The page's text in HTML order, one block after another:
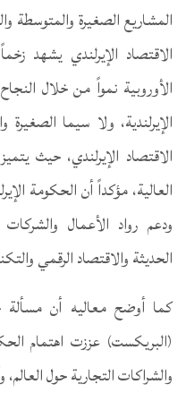
المشاريع الصغيرة والمتوسطة
الاقتصاد الإيرلندي يشهد
الأوروبية نمواً من خلال
الاقتصاد الإيرلندي، حيث
العالية، مؤكداً أن الحكومة
ودعم رواد الأعمال
الحديثة والاقتصاد الرقمي
كما أوضح معاليه أن مسألة
(البريكست) عززت اهتمام
والشراكات التجارية حول